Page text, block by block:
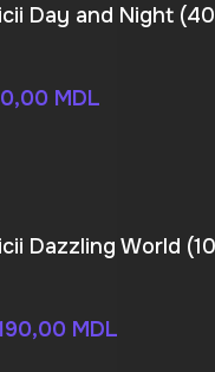
Day and Night
MDL
Dazzling World
MDL